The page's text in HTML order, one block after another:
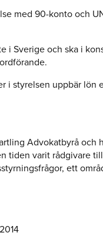
med 90-konto och
i Sverige och ska i
i styrelsen uppbär lön
Advokatbyrå och
tiden varit rådgivare
ett